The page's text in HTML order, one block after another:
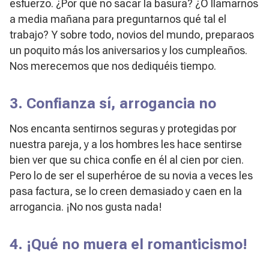
esfuerzo. ¿Por qué no sacar la basura? ¿O llamarnos
a media mañana para preguntarnos qué tal el
trabajo? Y sobre todo, novios del mundo, preparaos
un poquito más los aniversarios y los cumpleaños.
Nos merecemos que nos dediquéis tiempo.
3. Confianza sí, arrogancia no
Nos encanta sentirnos seguras y protegidas por
nuestra pareja, y a los hombres les hace sentirse
bien ver que su chica confíe en él al cien por cien.
Pero lo de ser el superhéroe de su novia a veces les
pasa factura, se lo creen demasiado y caen en la
arrogancia. ¡No nos gusta nada!
4. ¡Qué no muera el romanticismo!